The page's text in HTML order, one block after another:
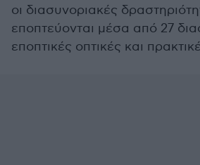
οι διασυνοριακές
εποπτεύονται μέσα από 27
εποπτικές οπτικές και